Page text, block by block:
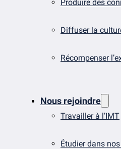
Produire des
Diffuser la
Récompenser
Nous rejoindre
Travailler à l’IMT
Étudier dans